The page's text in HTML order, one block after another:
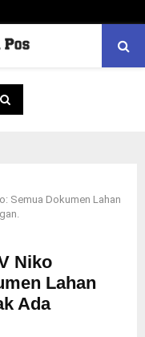
Semua Dokumen Lahan
Niko
Lahan
Ada